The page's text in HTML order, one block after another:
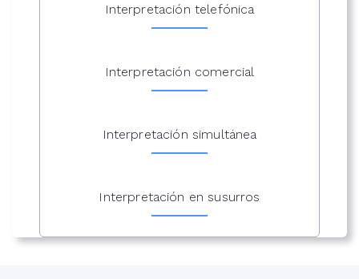
Interpretación telefónica
Interpretación comercial
Interpretación simultánea
Interpretación en susurros